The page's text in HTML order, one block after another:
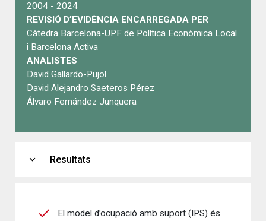
2004 - 2024
REVISIÓ D’EVIDÈNCIA ENCARREGADA PER
Càtedra Barcelona-UPF de Política Econòmica Local
i Barcelona Activa
ANALISTES
David Gallardo-Pujol
David Alejandro Saeteros Pérez
Álvaro Fernández Junquera
expand_more Resultats
El model d’ocupació amb suport (IPS) és